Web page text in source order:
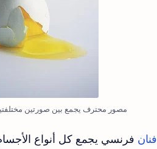
مصور محترف يجمع بين صورتين
فنان فرنسي يجمع كل أنواع